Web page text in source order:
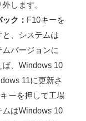
します。
ク： F10キーを
、システムは
バージョンに
ば、Windows 10
11に更新さ
ーを押して工場
ムはWindows 10